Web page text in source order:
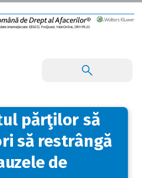
părţilor să
să restrângă
de